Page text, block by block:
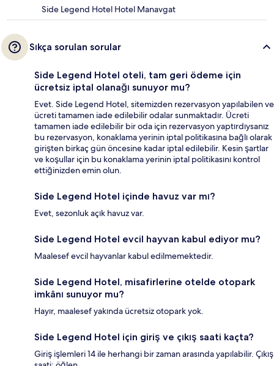
Side Legend Hotel Hotel Manavgat
Sıkça sorulan sorular
Side Legend Hotel oteli, tam geri ödeme için
ücretsiz iptal olanağı sunuyor mu?
Evet. Side Legend Hotel, sitemizden rezervasyon yapılabilen ve
ücreti tamamen iade edilebilir odalar sunmaktadır. Ücreti
tamamen iade edilebilir bir oda için rezervasyon yaptırdıysanız
bu rezervasyon, konaklama yerinin iptal politikasına bağlı olarak
girişten birkaç gün öncesine kadar iptal edilebilir. Kesin şartlar
ve koşullar için bu konaklama yerinin iptal politikasını kontrol
ettiğinizden emin olun.
Side Legend Hotel içinde havuz var mı?
Evet, sezonluk açık havuz var.
Side Legend Hotel evcil hayvan kabul ediyor mu?
Maalesef evcil hayvanlar kabul edilmemektedir.
Side Legend Hotel, misafirlerine otelde otopark
imkânı sunuyor mu?
Hayır, maalesef yakında ücretsiz otopark yok.
Side Legend Hotel için giriş ve çıkış saati kaçta?
Giriş işlemleri 14 ile herhangi bir zaman arasında yapılabilir. Çıkış